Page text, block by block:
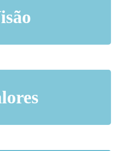
empresa referência nacional
análises ambientais.
valorização e qualidade de vida